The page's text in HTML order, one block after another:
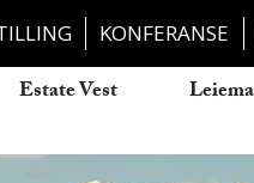
KONFERANSE
Estate Vest